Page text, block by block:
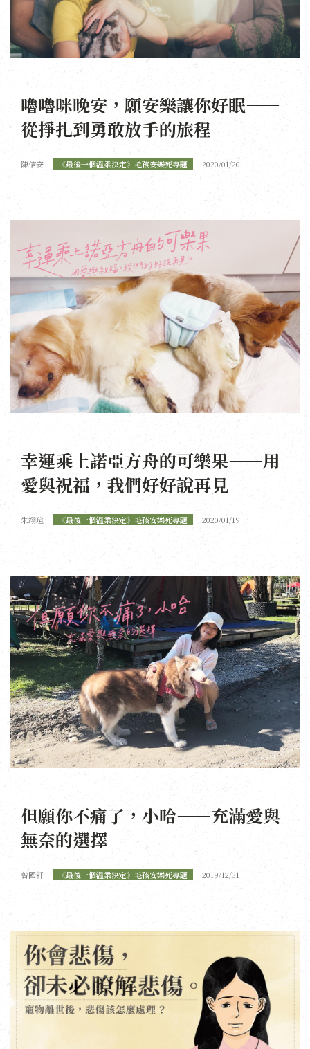
嚕嚕咪晚安，願安樂讓你好眠——
從掙扎到勇敢放手的旅程
陳信安 《最後一個溫柔決定》毛孩安樂死專題 2020/01/20
幸運乘上諾亞方舟的可樂果——用
愛與祝福，我們好好說再見
朱翊瑄 《最後一個溫柔決定》毛孩安樂死專題 2020/01/19
但願你不痛了，小哈——充滿愛與
無奈的選擇
曾國軒 《最後一個溫柔決定》毛孩安樂死專題 2019/12/31